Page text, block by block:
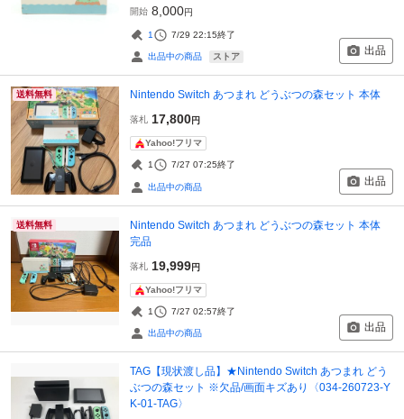
開始 8,000円
1 7/29 22:15終了
出品中の商品 ストア 出品
送料無料 Nintendo Switch あつまれ どうぶつの森セット 本体
落札 17,800円
Yahoo!フリマ
1 7/27 07:25終了
出品中の商品 出品
送料無料
Nintendo Switch あつまれ どうぶつの森セット 本体
完品
落札 19,999円
Yahoo!フリマ
1 7/27 02:57終了
出品中の商品 出品
TAG【現状渡し品】★Nintendo Switch あつまれ どう
ぶつの森セット ※欠品/画面キズあり〈034-260723-Y
K-01-TAG〉